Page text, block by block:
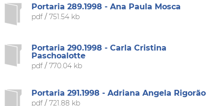
Portaria 289.1998 - Ana Paula Mosca
pdf/ 751.54 kb
Portaria 290.1998 - Carla Cristina
Paschoalotte
pdf/ 770.04 kb
Portaria 291.1998 - Adriana Angela Rigorão
pdf/ 721.88 kb